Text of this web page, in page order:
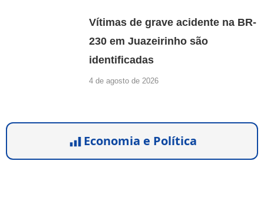
Vítimas de grave acidente na BR-
230 em Juazeirinho são
identificadas
4 de agosto de 2026
Economia e Política